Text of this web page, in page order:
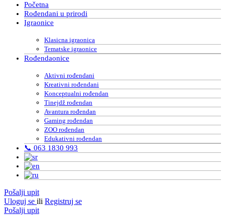
Početna
Rođendani u prirodi
Igraonice
Klasicna igraonica
Tematske igraonice
Rođendaonice
Aktivni rođendani
Kreativni rođendani
Konceptualni rođendan
Tinejdž rođendan
Avantura rođendan
Gaming rođendan
ZOO rođendan
Edukativni rođendan
📞 063 1830 993
Pošalji upit
Uloguj se ili Registruj se
Pošalji upit